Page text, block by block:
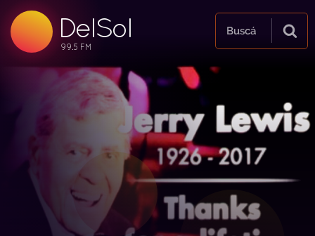
DelSol
99.5 FM
99.5 FM
99.5 FM
Buscá